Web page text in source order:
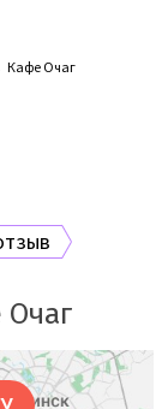
Кафе Очаг
Очаг